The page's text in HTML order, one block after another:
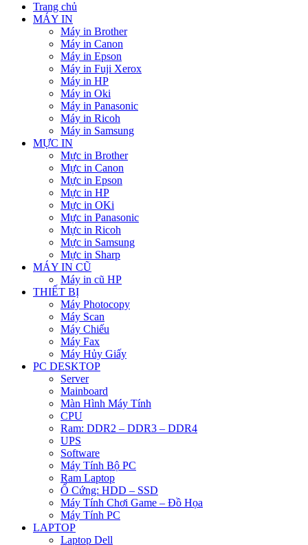
Trang chủ
MÁY IN
Máy in Brother
Máy in Canon
Máy in Epson
Máy in Fuji Xerox
Máy in HP
Máy in Oki
Máy in Panasonic
Máy in Ricoh
Máy in Samsung
MỰC IN
Mực in Brother
Mực in Canon
Mực in Epson
Mực in HP
Mực in OKi
Mực in Panasonic
Mực in Ricoh
Mực in Samsung
Mực in Sharp
MÁY IN CŨ
Máy in cũ HP
THIẾT BỊ
Máy Photocopy
Máy Scan
Máy Chiếu
Máy Fax
Máy Hủy Giấy
PC DESKTOP
Server
Mainboard
Màn Hình Máy Tính
CPU
Ram: DDR2 – DDR3 – DDR4
UPS
Software
Máy Tính Bộ PC
Ram Laptop
Ổ Cứng: HDD – SSD
Máy Tính Chơi Game – Đồ Họa
Máy Tính PC
LAPTOP
Laptop Dell